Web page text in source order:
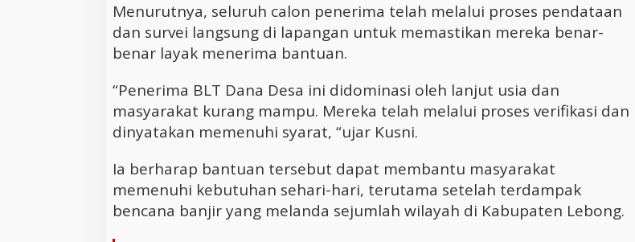
Menurutnya, seluruh calon penerima telah melalui proses pendataan
dan survei langsung di lapangan untuk memastikan mereka benar-
benar layak menerima bantuan.
“Penerima BLT Dana Desa ini didominasi oleh lanjut usia dan
masyarakat kurang mampu. Mereka telah melalui proses verifikasi dan
dinyatakan memenuhi syarat, “ujar Kusni.
Ia berharap bantuan tersebut dapat membantu masyarakat
memenuhi kebutuhan sehari-hari, terutama setelah terdampak
bencana banjir yang melanda sejumlah wilayah di Kabupaten Lebong.